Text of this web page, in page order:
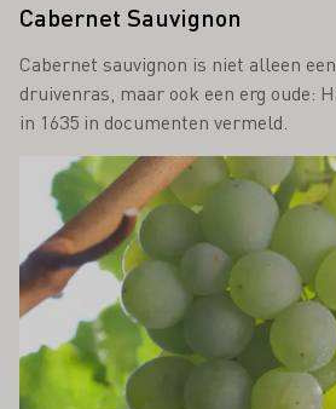
Cabernet Sauvignon
Cabernet sauvignon is niet alleen
druivenras, maar ook een erg oude:
in 1635 in documenten vermeld.
Meer informatie